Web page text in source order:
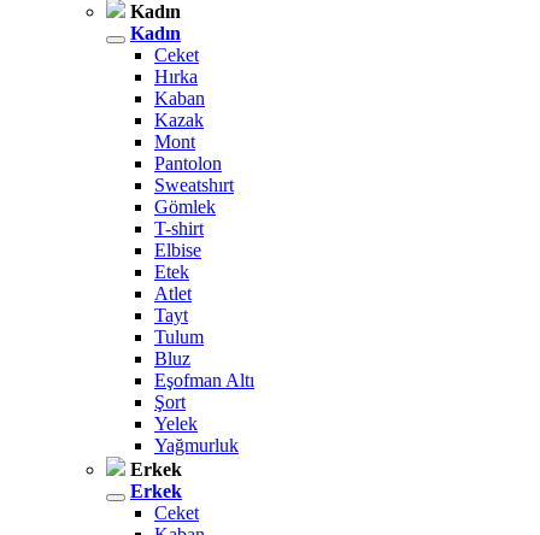
Kadın
Kadın
Ceket
Hırka
Kaban
Kazak
Mont
Pantolon
Sweatshırt
Gömlek
T-shirt
Elbise
Etek
Atlet
Tayt
Tulum
Bluz
Eşofman Altı
Şort
Yelek
Yağmurluk
Erkek
Erkek
Ceket